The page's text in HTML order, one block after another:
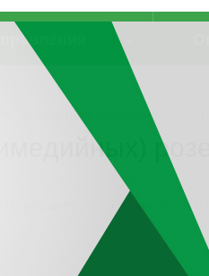
Накладки для
По цене По